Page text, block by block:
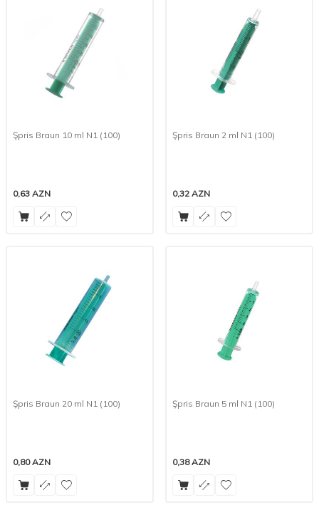
Şpris Braun 10 ml N1 (100)
0,63 AZN
Şpris Braun 2 ml N1 (100)
0,32 AZN
Şpris Braun 20 ml N1 (100)
0,80AZN
Şpris Braun 5 ml N1 (100)
0,38AZN